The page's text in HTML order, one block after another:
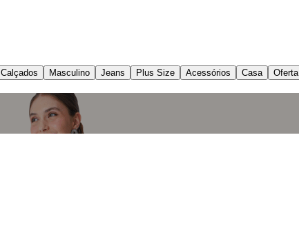
Calçados Masculino Jeans Plus Size Acessórios Casa Oferta